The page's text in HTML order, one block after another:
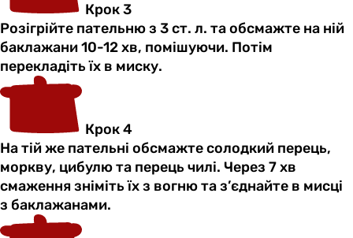
Крок 3
Розігрійте пательню з 3 ст. л. та обсмажте на ній
баклажани 10-12 хв, помішуючи. Потім
перекладіть їх в миску.
Крок 4
На тій же пательні обсмажте солодкий перець,
моркву, цибулю та перець чилі. Через 7 хв
смаження зніміть їх з вогню та з’єднайте в мисці
з баклажанами.